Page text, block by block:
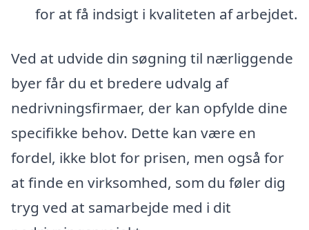
for at få indsigt i kvaliteten af arbejdet.
Ved at udvide din søgning til nærliggende
byer får du et bredere udvalg af
nedrivningsfirmaer, der kan opfylde dine
specifikke behov. Dette kan være en
fordel, ikke blot for prisen, men også for
at finde en virksomhed, som du føler dig
tryg ved at samarbejde med i dit